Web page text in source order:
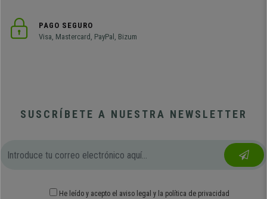
PAGO SEGURO
Visa, Mastercard, PayPal, Bizum
SUSCRÍBETE A NUESTRA NEWSLETTER
He leído y acepto el aviso legal y la política de privacidad